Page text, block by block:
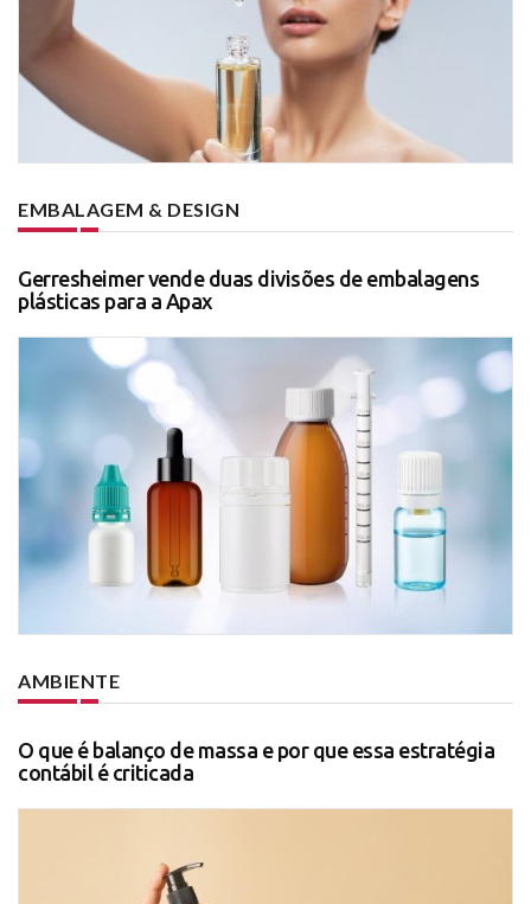
EMBALAGEM & DESIGN
Gerresheimer vende duas divisões de embalagens
plásticas para a Apax
AMBIENTE
O que é balanço de massa e por que essa estratégia
contábil é criticada